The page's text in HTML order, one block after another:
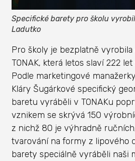
Specifické barety pro školu
Ladutko
Pro školy je bezplatně
TONAK, která letos slaví 222
Podle marketingové
Kláry Šugárkové specifický
baretu vyráběli v TONAKu
vznikem se skrývá 150
z nichž 80 je výhradně
tvarování na formy z lipového
barety speciálně vyráběli naši